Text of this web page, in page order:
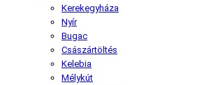
Kerekegyháza
Nyír
Bugac
Császártöltés
Kelebia
Mélykút